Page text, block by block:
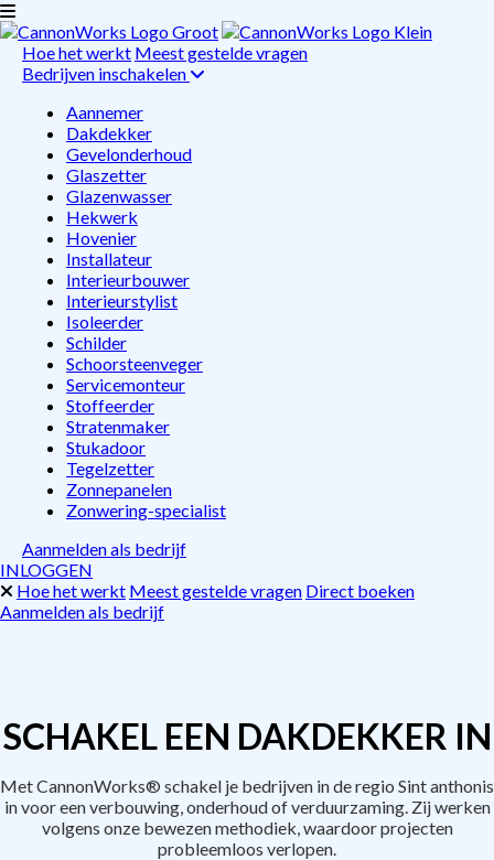
Hoe het werkt Meest gestelde vragen
Bedrijven inschakelen
Aannemer
Dakdekker
Gevelonderhoud
Glaszetter
Glazenwasser
Hekwerk
Hovenier
Installateur
Interieurbouwer
Interieurstylist
Isoleerder
Schilder
Schoorsteenveger
Servicemonteur
Stoffeerder
Stratenmaker
Stukadoor
Tegelzetter
Zonnepanelen
Zonwering-specialist
Aanmelden als bedrijf
INLOGGEN
Hoe het werkt Meest gestelde vragen Direct boeken
Aanmelden als bedrijf
SCHAKEL EEN DAKDEKKER IN
Met CannonWorks® schakel je bedrijven in de regio Sint anthonis
in voor een verbouwing, onderhoud of verduurzaming. Zij werken
volgens onze bewezen methodiek, waardoor projecten
probleemloos verlopen.